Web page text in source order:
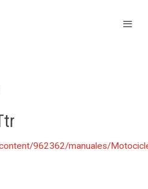
962362/manuales/